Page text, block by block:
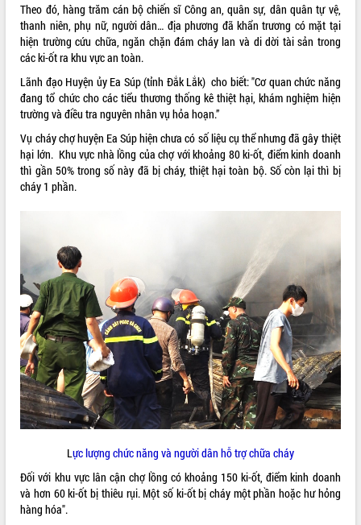
VIDEO
Không có file video nào để phát.
ALBUM ẢNH
LIÊN KẾT WEB
THỐNG KÊ TRUY CẬP
Hôm nay: 27404
Tất cả: 66003546
Theo đó, hàng trăm cán bộ chiến sĩ Công an, quân sự, dân quân tự vệ,
thanh niên, phụ nữ, người dân… địa phương đã khẩn trương có mặt tại
hiện trường cứu chữa, ngăn chặn đám cháy lan và di dời tài sản trong
các ki-ốt ra khu vực an toàn.
Lãnh đạo Huyện ủy Ea Súp (tỉnh Đắk Lắk) cho biết: "Cơ quan chức năng
đang tổ chức cho các tiểu thương thống kê thiệt hại, khám nghiệm hiện
trường và điều tra nguyên nhân vụ hỏa hoạn.”
Vụ cháy chợ huyện Ea Súp hiện chưa có số liệu cụ thể nhưng đã gây thiệt
hại lớn. Khu vực nhà lồng của chợ với khoảng 80 ki-ốt, điểm kinh doanh
thì gần 50% trong số này đã bị cháy, thiệt hại toàn bộ. Số còn lại thì bị
cháy 1 phần.
Lực lượng chức năng và người dân hỗ trợ chữa cháy
Đối với khu vực lân cận chợ lồng có khoảng 150 ki-ốt, điểm kinh doanh
và hơn 60 ki-ốt bị thiêu rụi. Một số ki-ốt bị cháy một phần hoặc hư hỏng
hàng hóa".